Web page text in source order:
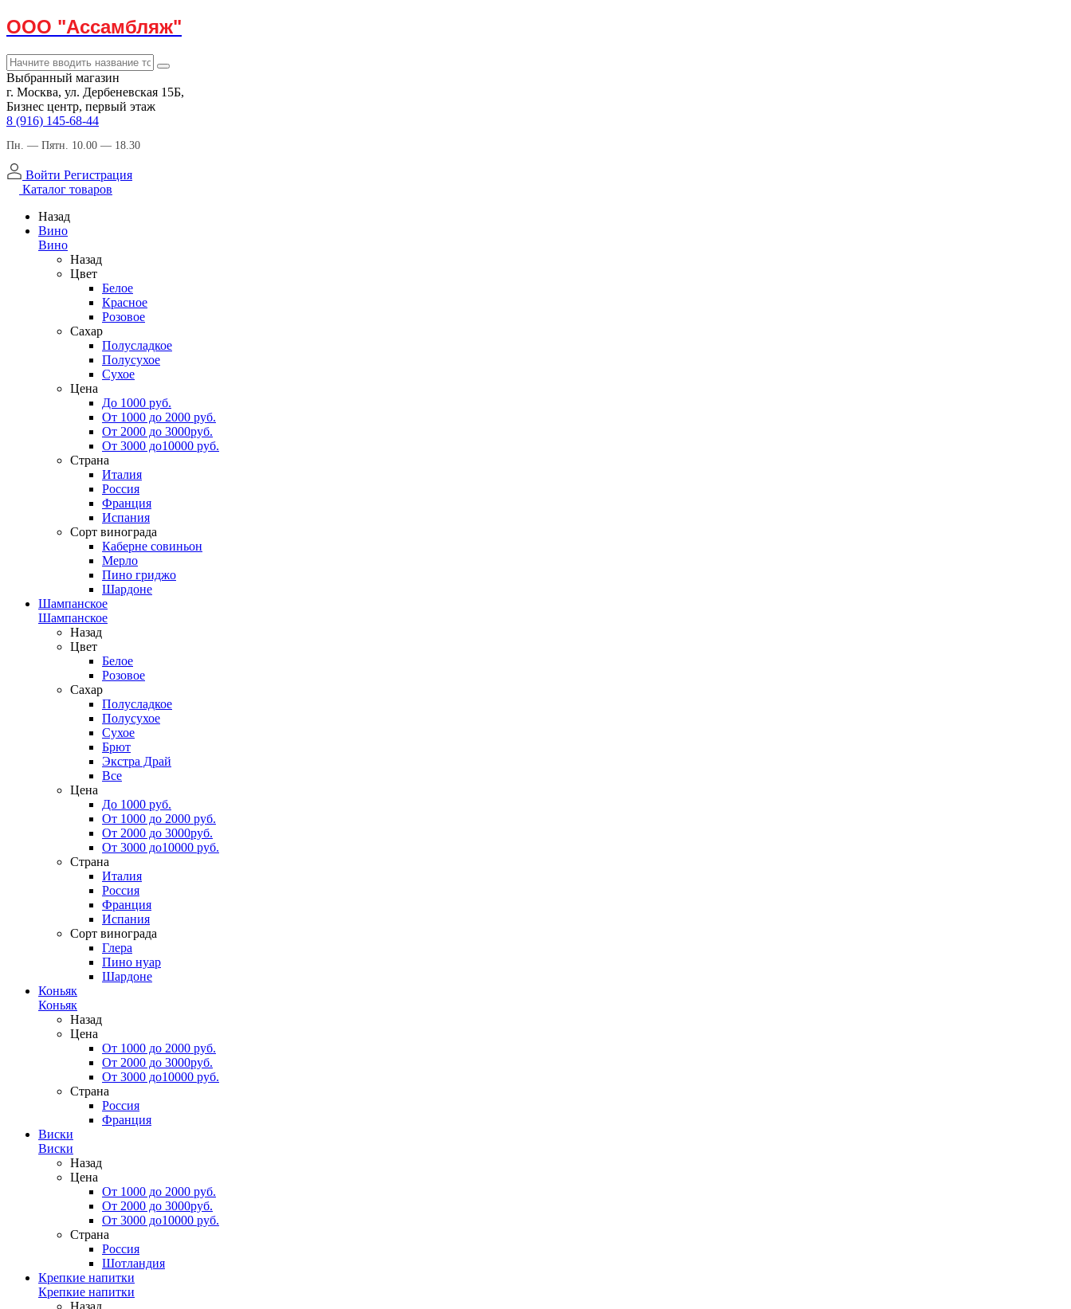
ООО "Ассамбляж"
Выбранный магазин
г. Москва, ул. Дербеневская 15Б,
Бизнес центр, первый этаж
8 (916) 145-68-44
Пн. — Пятн. 10.00 — 18.30
Войти Регистрация
Каталог товаров
Назад
Вино
Вино
Назад
Цвет
Белое
Красное
Розовое
Сахар
Полусладкое
Полусухое
Сухое
Цена
До 1000 руб.
От 1000 до 2000 руб.
От 2000 до 3000руб.
От 3000 до10000 руб.
Страна
Италия
Россия
Франция
Испания
Сорт винограда
Каберне совиньон
Мерло
Пино гриджо
Шардоне
Шампанское
Шампанское
Назад
Цвет
Белое
Розовое
Сахар
Полусладкое
Полусухое
Сухое
Брют
Экстра Драй
Все
Цена
До 1000 руб.
От 1000 до 2000 руб.
От 2000 до 3000руб.
От 3000 до10000 руб.
Страна
Италия
Россия
Франция
Испания
Сорт винограда
Глера
Пино нуар
Шардоне
Коньяк
Коньяк
Назад
Цена
От 1000 до 2000 руб.
От 2000 до 3000руб.
От 3000 до10000 руб.
Страна
Россия
Франция
Виски
Виски
Назад
Цена
От 1000 до 2000 руб.
От 2000 до 3000руб.
От 3000 до10000 руб.
Страна
Россия
Шотландия
Крепкие напитки
Крепкие напитки
Назад